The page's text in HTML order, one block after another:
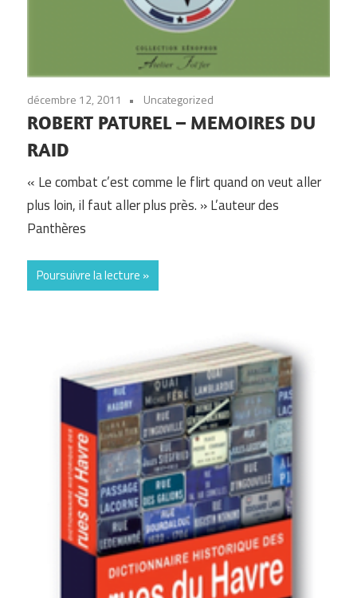
décembre 12, 2011 Uncategorized
ROBERT PATUREL – MEMOIRES DU
RAID
« Le combat c’est comme le flirt quand on veut aller
plus loin, il faut aller plus près. » L’auteur des
Panthères
Poursuivre la lecture